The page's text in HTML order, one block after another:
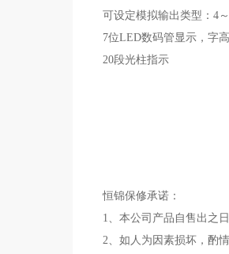
可设定模拟输出类型：4
7位LED数码管显示，字
20段光柱指示
恒锦保修承诺：
1、本公司产品自售出之
2、如人为因素损坏，酌